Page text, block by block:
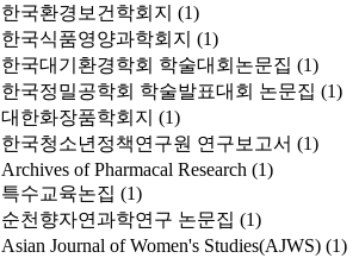
한국환경보건학회지 (1)
한국식품영양과학회지 (1)
한국대기환경학회 학술대회논문집 (1)
한국정밀공학회 학술발표대회 논문집 (1)
대한화장품학회지 (1)
한국청소년정책연구원 연구보고서 (1)
Archives of Pharmacal Research (1)
특수교육논집 (1)
순천향자연과학연구 논문집 (1)
Asian Journal of Women's Studies(AJWS) (1)